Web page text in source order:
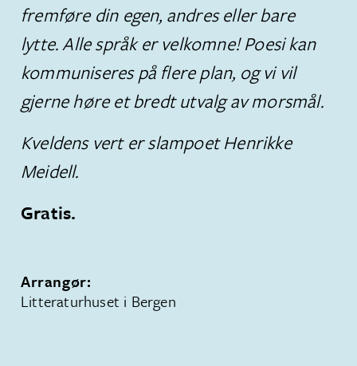
fremføre din egen, andres eller bare
lytte. Alle språk er velkomne! Poesi kan
kommuniseres på flere plan, og vi vil
gjerne høre et bredt utvalg av morsmål.
Kveldens vert er slampoet Henrikke
Meidell.
Gratis.
Arrangør:
Litteraturhuset i Bergen